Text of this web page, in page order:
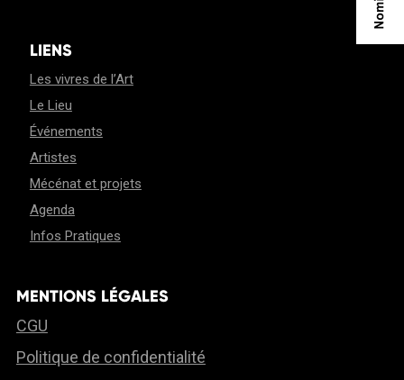
LIENS
Les vivres de l’Art
Le Lieu
Événements
Artistes
Mécénat et projets
Agenda
Infos Pratiques
MENTIONS LÉGALES
CGU
Politique de confidentialité